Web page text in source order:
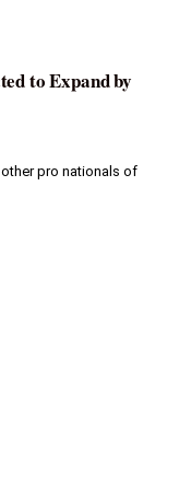
to Expand by
pro nationals of